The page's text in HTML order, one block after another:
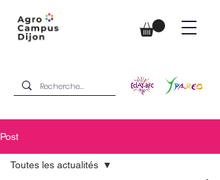
Post
Toutes les actualités